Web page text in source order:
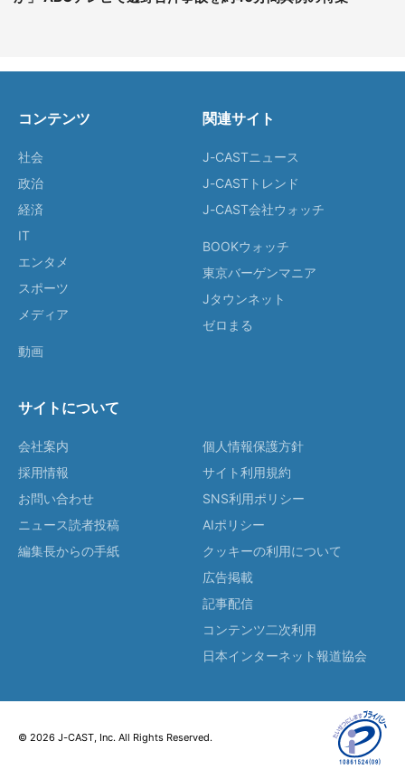
コンテンツ
社会
政治
経済
IT
エンタメ
スポーツ
メディア
動画
関連サイト
J-CASTニュース
J-CASTトレンド
J-CAST会社ウォッチ
BOOKウォッチ
東京バーゲンマニア
Jタウンネット
ゼロまる
サイトについて
会社案内
採用情報
お問い合わせ
ニュース読者投稿
編集長からの手紙
個人情報保護方針
サイト利用規約
SNS利用ポリシー
AIポリシー
クッキーの利用について
広告掲載
記事配信
コンテンツ二次利用
日本インターネット報道協会
© 2026 J-CAST, Inc. All Rights Reserved.